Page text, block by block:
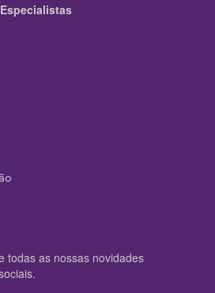
todas as nossas novidades